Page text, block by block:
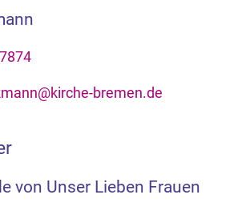
bremen.de
von Unser Lieben Frauen